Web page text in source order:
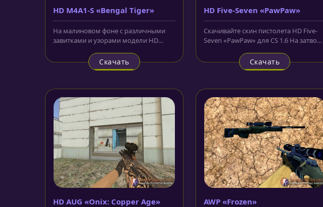
HD M4A1-S «Bengal Tiger»
На малиновом фоне с различными
завитками и узорами модели HD
Скачать
HD Five-Seven «PawPaw»
Скачивайте скин пистолета HD Five-
Seven «PawPaw» для CS 1.6 На затворе
Скачать
HD AUG «Onix: Copper Age» AWP «Frozen»